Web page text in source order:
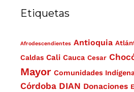
Etiquetas
Afrodescendientes Antioquia
Caldas Cali Cauca Cesar
Mayor Comunidades
Córdoba DIAN Donaciones